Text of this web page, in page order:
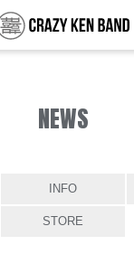
NEWS
INFO
STORE